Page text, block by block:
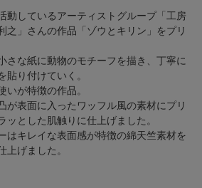
動しているアーティストグループ「工房
之」さんの作品「ゾウとキリン」をプリ
さな紙に動物のモチーフを描き、丁寧に
貼り付けていく。
いが特徴の作品。
が表面に入ったワッフル風の素材にプリ
ッとした肌触りに仕上げました。
はキレイな表面感が特徴の綿天竺素材を
上げました。